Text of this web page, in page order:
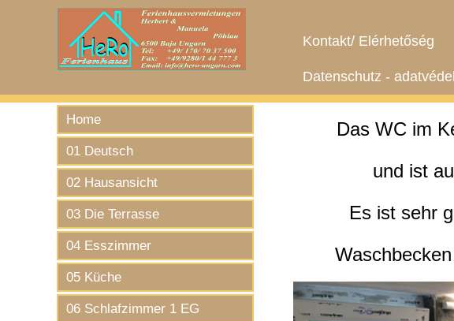
Kontakt/ Elérhetőség
Datenschutz -
Home
01 Deutsch
02 Hausansicht
03 Die Terrasse
04 Esszimmer
05 Küche
06 Schlafzimmer 1 EG
Das WC im
und ist
Es ist sehr